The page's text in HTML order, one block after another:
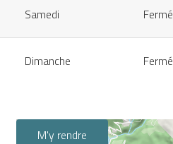
Samedi Fermé
Dimanche Fermé
M'y rendre